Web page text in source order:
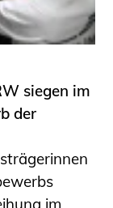
siegen im
der